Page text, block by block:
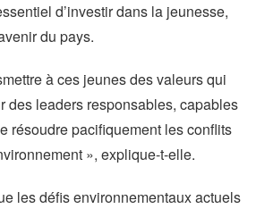
d’investir dans la jeunesse,
du pays.
à ces jeunes des valeurs qui
des leaders responsables, capables
résoudre pacifiquement les conflits
», explique-t-elle.
les défis environnementaux actuels